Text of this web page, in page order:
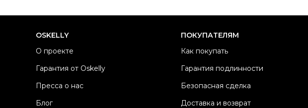
OSKELLY
О проекте
Гарантия от Oskelly
Пресса о нас
Блог
ПОКУПАТЕЛЯМ
Как покупать
Гарантия подлинности
Безопасная сделка
Доставка и возврат